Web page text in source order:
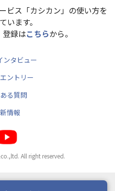
ビス「カシカン」の使い方を
います。
登録はこちらから。
ンタビュー
ントリー
る質問
情報
All right reserved.